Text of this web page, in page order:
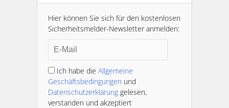
Hier können Sie sich für den kostenlosen
Sicherheitsmelder-Newsletter anmelden:
Ich habe die Allgemeine
Geschäftsbedingungen und
Datenschutzerklärung gelesen,
verstanden und akzeptiert